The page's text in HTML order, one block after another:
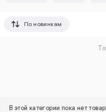
По новинкам
В этой категории пока нет